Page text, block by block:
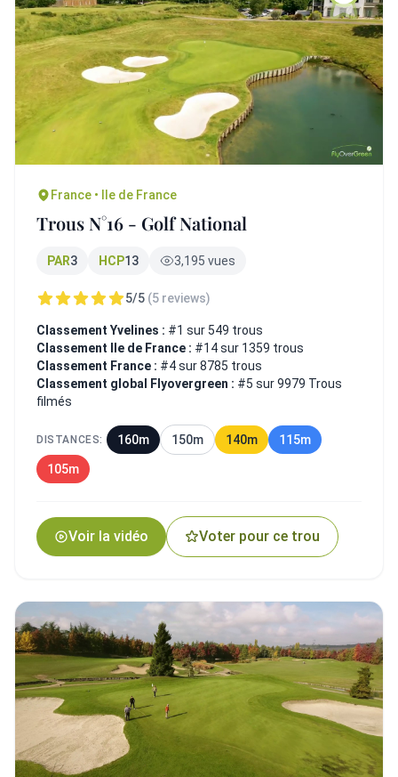
France • Ile de France
Trous N°16 - Golf National
PAR3 HCP13 3,195 vues
5/5 (5 reviews)
Classement Yvelines : #1 sur 549 trous
Classement Ile de France : #14 sur 1359 trous
Classement France : #4 sur 8785 trous
Classement global Flyovergreen : #5 sur 9979 Trous
filmés
DISTANCES: 160m 150m 140m 115m
105m
Voir la vidéo Voter pour ce trou